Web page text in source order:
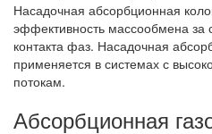
Насадочная абсорбционная
эффективность массообмена за
контакта фаз. Насадочная
применяется в системах с
потокам.
Абсорбционная